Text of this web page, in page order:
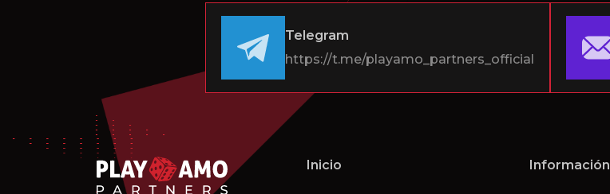
Telegram
https://t.me/playamo_partners_official
Inicio Información